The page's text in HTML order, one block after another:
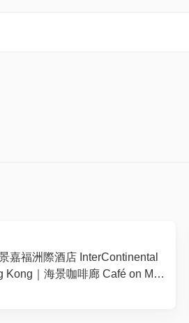
導師秉持鼓勵但不強迫的原則，帶
體能。
索體驗等），讓小朋友能在有限時
然奇幻行程。
嘉福洲際酒店 InterContinental
Kong｜海景咖啡廊 Café on M｜
晚餐